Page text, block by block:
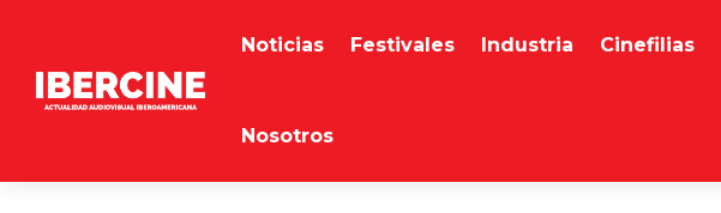
Noticias Festivales Industria Cinefilias
Nosotros